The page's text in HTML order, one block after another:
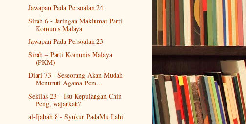
Jawapan Pada Persoalan 24
Sirah 6 - Jaringan Maklumat Parti
Komunis Malaya
Jawapan Pada Persoalan 23
Sirah – Parti Komunis Malaya
(PKM)
Diari 73 - Seseorang Akan Mudah
Menuruti Agama Pem...
Sekilas 23 – Isu Kepulangan Chin
Peng, wajarkah?
al-Ijabah 8 - Syukur PadaMu Ilahi